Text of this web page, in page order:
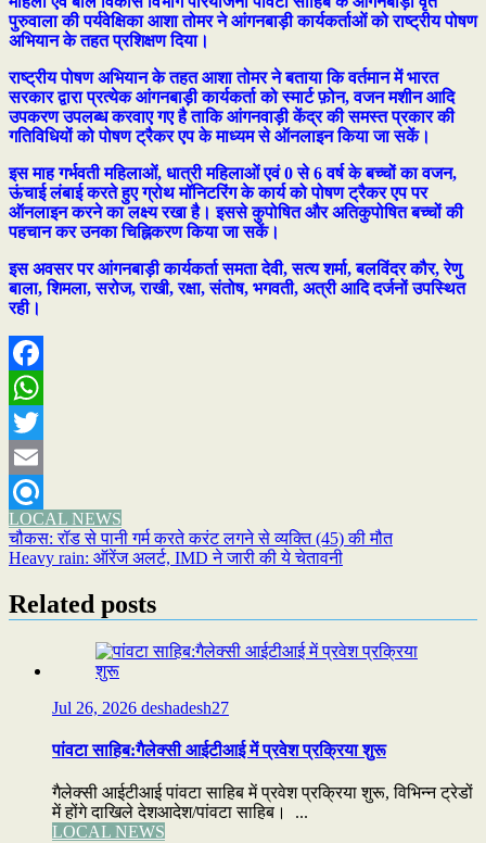
पुरुवाला की पर्यवेक्षिका आशा तोमर ने आंगनबाड़ी कार्यकर्ताओं को राष्ट्रीय पोषण
अभियान के तहत प्रशिक्षण दिया।
राष्ट्रीय पोषण अभियान के तहत आशा तोमर ने बताया कि वर्तमान में भारत
सरकार द्वारा प्रत्येक आंगनबाड़ी कार्यकर्ता को स्मार्ट फ़ोन, वजन मशीन आदि
उपकरण उपलब्ध करवाए गए है ताकि आंगनवाड़ी केंद्र की समस्त प्रकार की
गतिविधियों को पोषण ट्रैकर एप के माध्यम से ऑनलाइन किया जा सकें।
इस माह गर्भवती महिलाओं, धात्री महिलाओं एवं 0 से 6 वर्ष के बच्चों का वजन,
ऊंचाई लंबाई करते हुए ग्रोथ मॉनिटरिंग के कार्य को पोषण ट्रैकर एप पर
ऑनलाइन करने का लक्ष्य रखा है। इससे कुपोषित और अतिकुपोषित बच्चों की
पहचान कर उनका चिह्निकरण किया जा सकें।
इस अवसर पर आंगनबाड़ी कार्यकर्ता समता देवी, सत्य शर्मा, बलविंदर कौर, रेणु
बाला, शिमला, सरोज, राखी, रक्षा, संतोष, भगवती, अत्री आदि दर्जनों उपस्थित
रही।
Facebook
WhatsApp
Twitter
Email
Refind
LOCAL NEWS
Post
navigation
चौकस: रॉड से पानी गर्म करते करंट लगने से व्यक्ति (45) की मौत
Heavy rain: ऑरेंज अलर्ट, IMD ने जारी की ये चेतावनी
Related posts
Jul 26, 2026 deshadesh27
पांवटा साहिब:गैलेक्सी आईटीआई में प्रवेश प्रक्रिया शुरू
गैलेक्सी आईटीआई पांवटा साहिब में प्रवेश प्रक्रिया शुरू, विभिन्न ट्रेडों
में होंगे दाखिले देशआदेश/पांवटा साहिब। ...
LOCAL NEWS